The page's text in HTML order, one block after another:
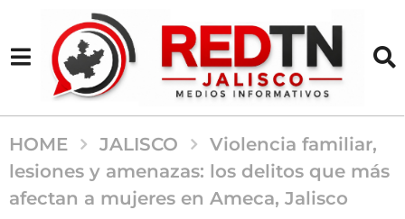
HOME JALISCO
Violencia familiar,
lesiones y amenazas: los delitos que más
afectan a mujeres en Ameca, Jalisco